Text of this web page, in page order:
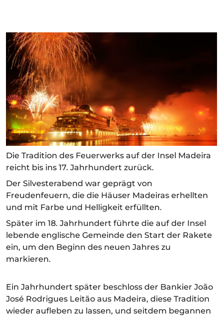
Die Tradition des Feuerwerks auf der Insel Madeira
reicht bis ins 17. Jahrhundert zurück.
Der Silvesterabend war geprägt von
Freudenfeuern, die die Häuser Madeiras erhellten
und mit Farbe und Helligkeit erfüllten.
Später im 18. Jahrhundert führte die auf der Insel
lebende englische Gemeinde den Start der Rakete
ein, um den Beginn des neuen Jahres zu
markieren.
Ein Jahrhundert später beschloss der Bankier João
José Rodrigues Leitão aus Madeira, diese Tradition
wieder aufleben zu lassen, und seitdem begannen